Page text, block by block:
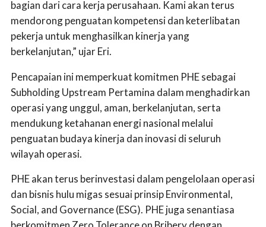
bagian dari cara kerja perusahaan. Kami akan terus
mendorong penguatan kompetensi dan keterlibatan
pekerja untuk menghasilkan kinerja yang
berkelanjutan,” ujar Eri.
Pencapaian ini memperkuat komitmen PHE sebagai
Subholding Upstream Pertamina dalam menghadirkan
operasi yang unggul, aman, berkelanjutan, serta
mendukung ketahanan energi nasional melalui
penguatan budaya kinerja dan inovasi di seluruh
wilayah operasi.
PHE akan terus berinvestasi dalam pengelolaan operasi
dan bisnis hulu migas sesuai prinsip Environmental,
Social, and Governance (ESG). PHE juga senantiasa